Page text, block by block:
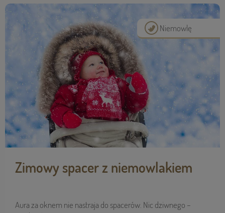
Niemowlę
Zimowy spacer z niemowlakiem
Aura za oknem nie nastraja do spacerów. Nic dziwnego –